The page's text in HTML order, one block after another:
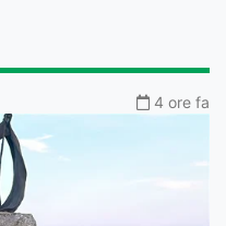
4 ore fa